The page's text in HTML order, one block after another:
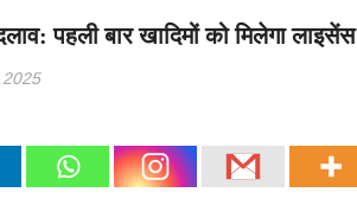
पहली बार खादिमों को मिलेगा लाइसेंस